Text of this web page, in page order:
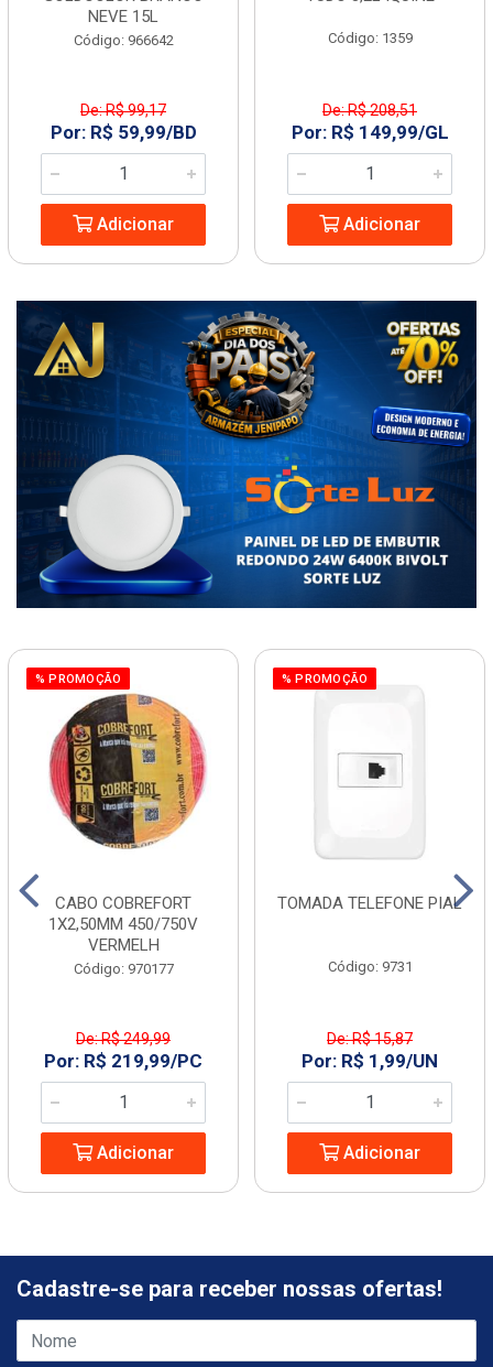
NEVE 15L
Código: 966642
De: R$ 99,17
Por: R$ 59,99/BD
Adicionar
Código: 1359
De: R$ 208,51
Por: R$ 149,99/GL
Adicionar
% PROMOÇÃO
CABO COBREFORT
1X2,50MM 450/750V
VERMELH
Código: 970177
De: R$ 249,99
Por: R$ 219,99/PC
Adicionar
% PROMOÇÃO
TOMADA TELEFONE PIAL
Código: 9731
De: R$ 15,87
Por: R$ 1,99/UN
Adicionar
Cadastre-se para receber nossas ofertas!